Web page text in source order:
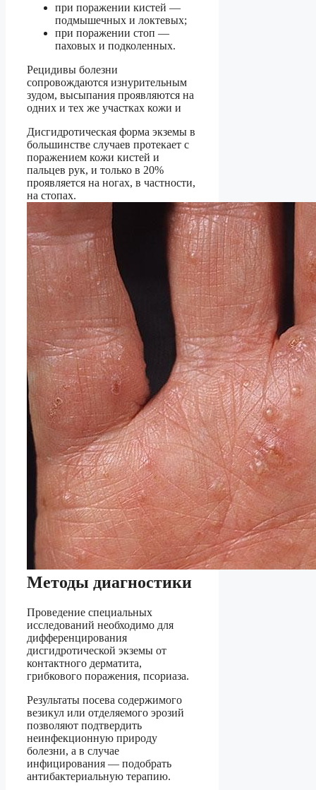
при поражении кистей —
подмышечных и локтевых;
при поражении стоп —
паховых и подколенных.
Рецидивы болезни
сопровождаются изнурительным
зудом, высыпания проявляются на
одних и тех же участках кожи и
Дисгидротическая форма экземы в
большинстве случаев протекает с
поражением кожи кистей и
пальцев рук, и только в 20%
проявляется на ногах, в частности,
на стопах.
Методы диагностики
Проведение специальных
исследований необходимо для
дифференцирования
дисгидротической экземы от
контактного дерматита,
грибкового поражения, псориаза.
Результаты посева содержимого
везикул или отделяемого эрозий
позволяют подтвердить
неинфекционную природу
болезни, а в случае
инфицирования — подобрать
антибактериальную терапию.